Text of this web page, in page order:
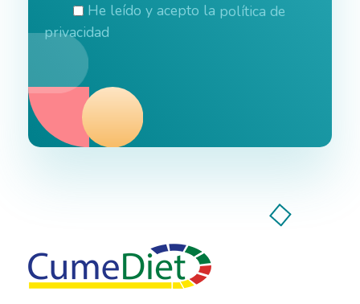
He leído y acepto la política de
privacidad